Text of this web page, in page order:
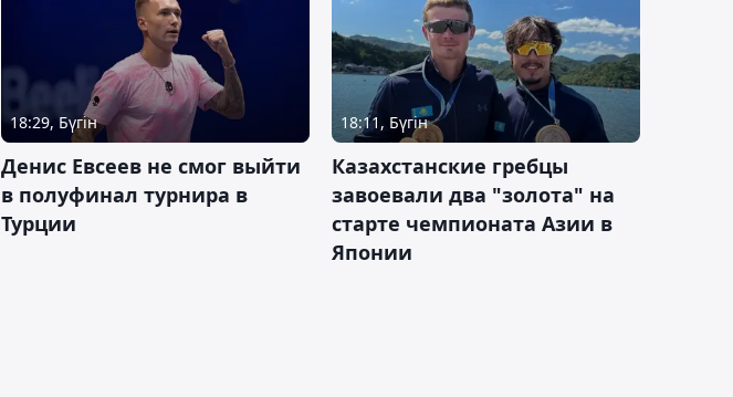
18:29, Бүгін
Денис Евсеев не смог выйти
в полуфинал турнира в
Турции
18:11, Бүгін
Казахстанские гребцы
завоевали два "золота" на
старте чемпионата Азии в
Японии